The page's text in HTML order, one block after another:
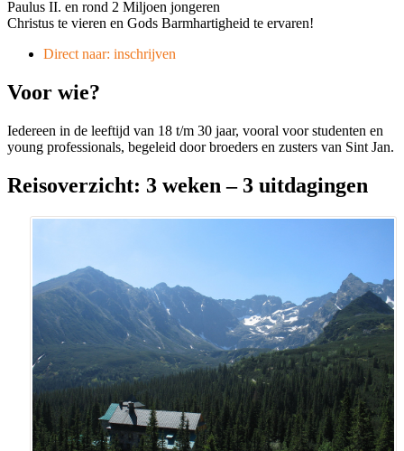
Paulus II. en rond 2 Miljoen jongeren
Christus te vieren en Gods Barmhartigheid te ervaren!
Direct naar: inschrijven
Voor wie?
Iedereen in de leeftijd van 18 t/m 30 jaar, vooral voor studenten en
young professionals, begeleid door broeders en zusters van Sint Jan.
Reisoverzicht: 3 weken – 3 uitdagingen